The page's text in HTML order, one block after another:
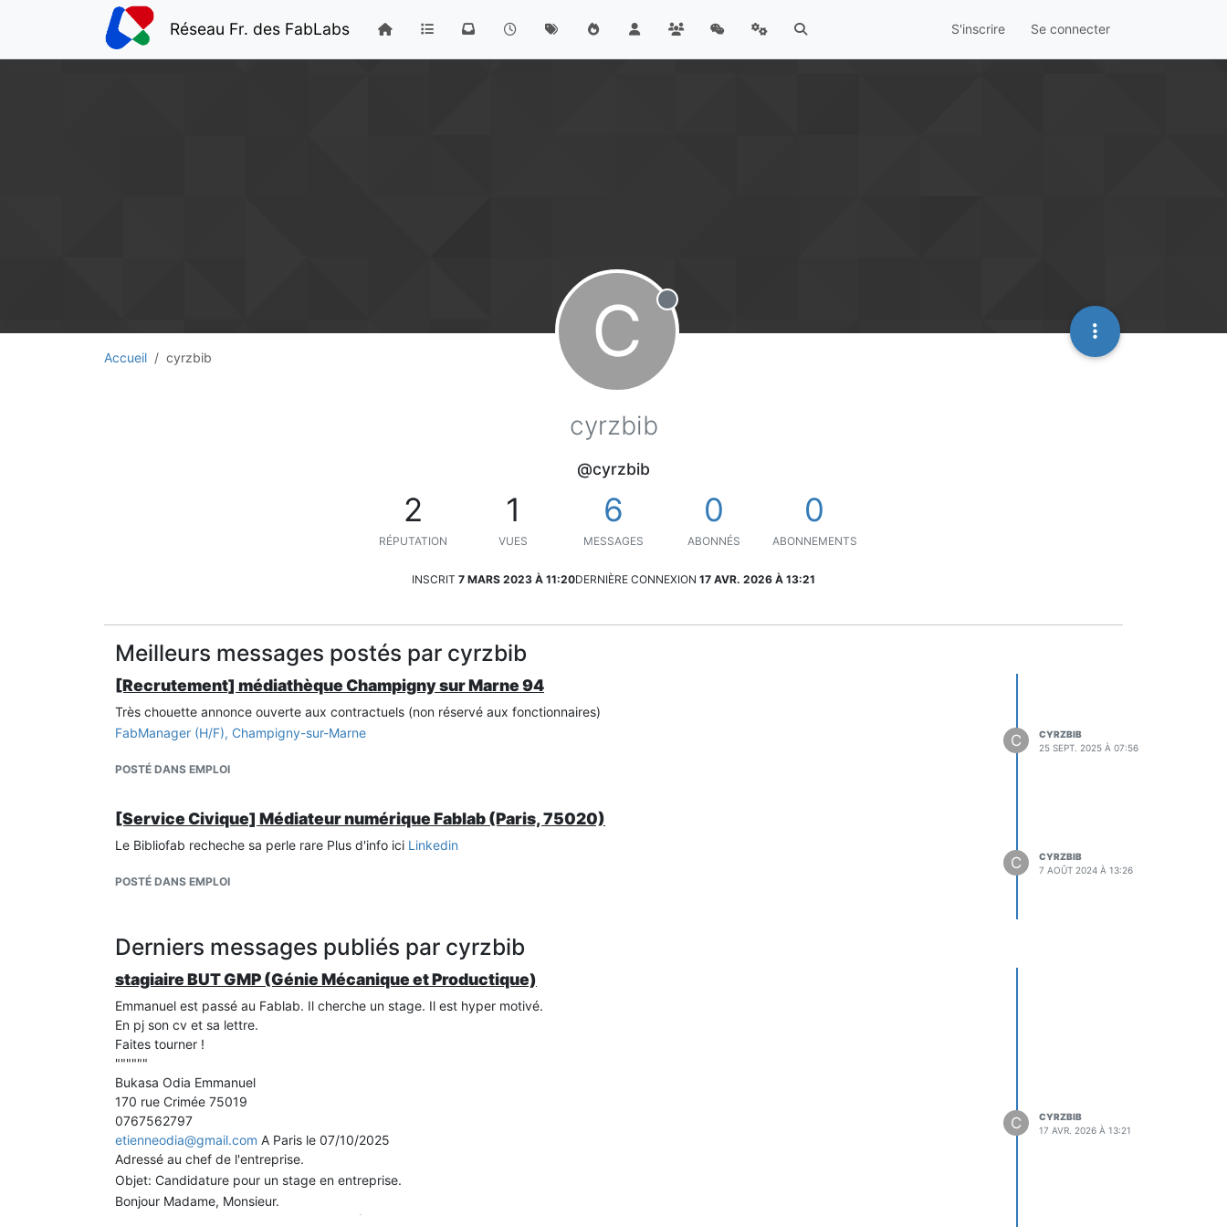
Réseau Fr. des FabLabs S'inscrire Se connecter
Accueil cyrzbib C Hors-ligne
cyrzbib
@cyrzbib
2
RÉPUTATION
1
VUES
6
MESSAGES
0
ABONNÉS
0
ABONNEMENTS
INSCRIT 7 MARS 2023 À 11:20DERNIÈRE CONNEXION 17 AVR. 2026 À 13:21
Meilleurs messages postés par cyrzbib
[Recrutement] médiathèque Champigny sur Marne 94
Très chouette annonce ouverte aux contractuels (non réservé aux fonctionnaires)
FabManager (H/F), Champigny-sur-Marne
POSTÉ DANS EMPLOI
C
CYRZBIB
25 SEPT. 2025 À 07:56
[Service Civique] Médiateur numérique Fablab (Paris, 75020)
Le Bibliofab recheche sa perle rare Plus d'info ici Linkedin
POSTÉ DANS EMPLOI
C
CYRZBIB
7 AOÛT 2024 À 13:26
Derniers messages publiés par cyrzbib
stagiaire BUT GMP (Génie Mécanique et Productique)
Emmanuel est passé au Fablab. Il cherche un stage. Il est hyper motivé.
En pj son cv et sa lettre.
Faites tourner !
""""""
Bukasa Odia Emmanuel
170 rue Crimée 75019
0767562797
etienneodia@gmail.com A Paris le 07/10/2025
Adressé au chef de l'entreprise.
Objet: Candidature pour un stage en entreprise.
Bonjour Madame, Monsieur.
Actuellement en deuxième de BUT GMP (Génie Mécanique et Productique), je souhaite intégrer votre entreprise dans le cadre d’un stage en
C
CYRZBIB
17 AVR. 2026 À 13:21